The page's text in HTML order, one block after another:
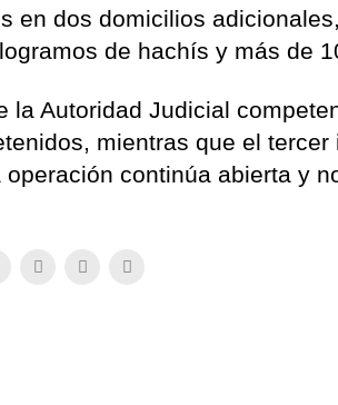
en dos domicilios
de hachís y más de
la Autoridad Judicial
mientras que el
continúa abierta y